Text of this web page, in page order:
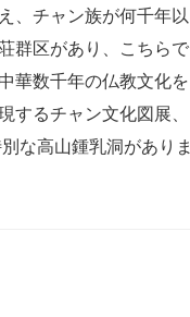
、チャン族が何千年以
群区があり、こちらで
華数千年の仏教文化を
するチャン文化図展、
な高山鍾乳洞がありま